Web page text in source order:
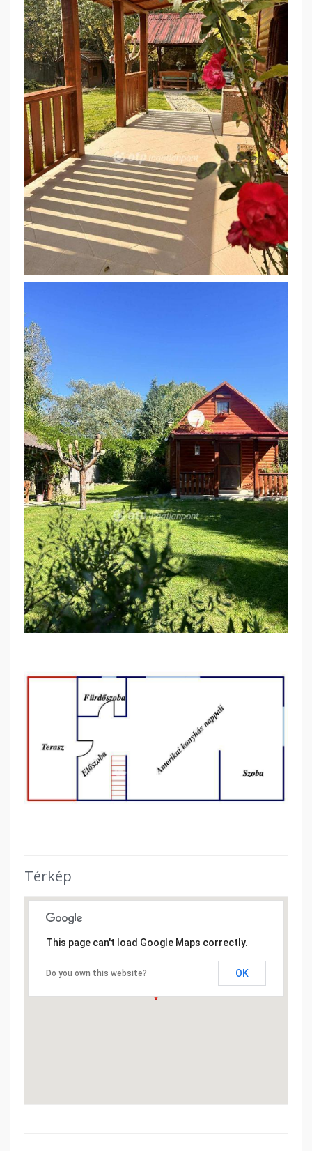
Térkép
This page can't load Google Maps correctly.
Do you own this website? OK